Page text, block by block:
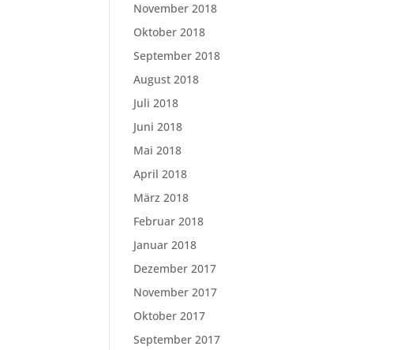
November 2018
Oktober 2018
September 2018
August 2018
Juli 2018
Juni 2018
Mai 2018
April 2018
März 2018
Februar 2018
Januar 2018
Dezember 2017
November 2017
Oktober 2017
September 2017